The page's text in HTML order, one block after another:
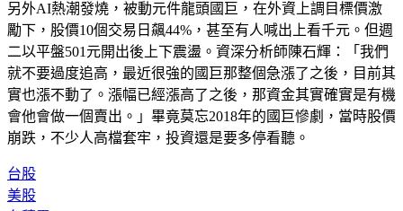
另外AI熱潮發燒，被動元件龍頭國巨，在外資上調目標價激
勵下，股價10個交易日飆44%，甚至有人喊出上看千元。但週
二以平盤501元開出後上下震盪。資深分析師陳石輝：「我們
就不要過度追高，最近很強的國巨那整個急漲了之後，目前其
實也漲不動了。漲幅已經漲高了之後，那資金其實確實是有機
會他會做一個賣出。」畢竟莫忘2018年的國巨慘劇，當時股價
崩跌，不少人高檔套牢，投資還是要多停看聽。
台股
美股